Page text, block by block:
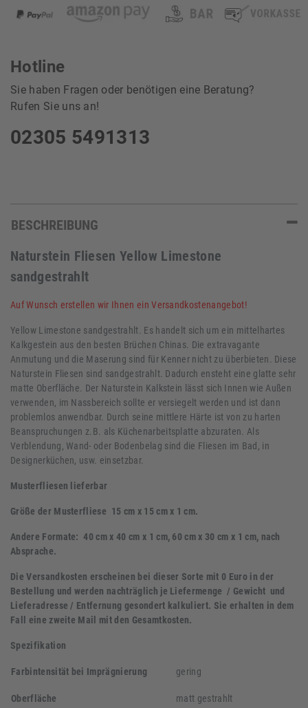
Hotline
Sie haben Fragen oder benötigen eine Beratung?
Rufen Sie uns an!
02305 5491313
BESCHREIBUNG
Naturstein Fliesen Yellow Limestone
sandgestrahlt
Auf Wunsch erstellen wir Ihnen ein Versandkostenangebot!
Yellow Limestone sandgestrahlt. Es handelt sich um ein mittelhartes
Kalkgestein aus den besten Brüchen Chinas. Die extravagante
Anmutung und die Maserung sind für Kenner nicht zu überbieten. Diese
Naturstein Fliesen sind sandgestrahlt. Dadurch ensteht eine glatte sehr
matte Oberfläche. Der Naturstein Kalkstein lässt sich Innen wie Außen
verwenden, im Nassbereich sollte er versiegelt werden und ist dann
problemlos anwendbar. Durch seine mittlere Härte ist von zu harten
Beanspruchungen z.B. als Küchenarbeitsplatte abzuraten. Als
Verblendung, Wand- oder Bodenbelag sind die Fliesen im Bad, in
Designerküchen, usw. einsetzbar.
Musterfliesen lieferbar
Größe der Musterfliese 15 cm x 15 cm x 1 cm.
Andere Formate: 40 cm x 40 cm x 1 cm, 60 cm x 30 cm x 1 cm, nach
Absprache.
Die Versandkosten erscheinen bei dieser Sorte mit 0 Euro in der
Bestellung und werden nachträglich je Liefermenge / Gewicht und
Lieferadresse / Entfernung gesondert kalkuliert. Sie erhalten in dem
Fall eine zweite Mail mit den Gesamtkosten.
Spezifikation
Farbintensität bei Imprägnierung gering
Oberfläche matt gestrahlt